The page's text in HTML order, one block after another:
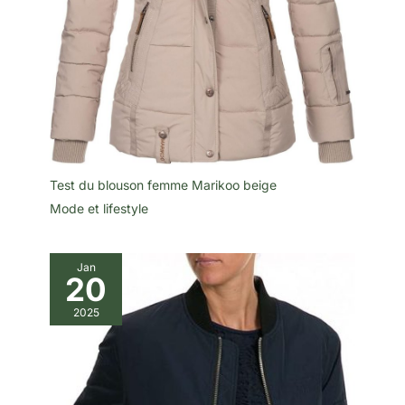
Test du blouson femme Marikoo beige
Mode et lifestyle
Jan
20
2025